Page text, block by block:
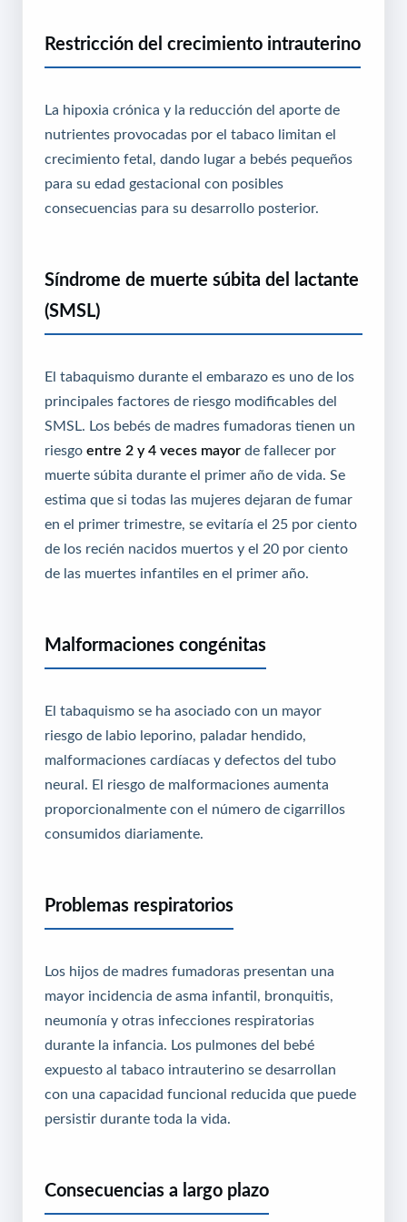
Restricción del crecimiento intrauterino
La hipoxia crónica y la reducción del aporte de
nutrientes provocadas por el tabaco limitan el
crecimiento fetal, dando lugar a bebés pequeños
para su edad gestacional con posibles
consecuencias para su desarrollo posterior.
Síndrome de muerte súbita del lactante
(SMSL)
El tabaquismo durante el embarazo es uno de los
principales factores de riesgo modificables del
SMSL. Los bebés de madres fumadoras tienen un
riesgo entre 2 y 4 veces mayor de fallecer por
muerte súbita durante el primer año de vida. Se
estima que si todas las mujeres dejaran de fumar
en el primer trimestre, se evitaría el 25 por ciento
de los recién nacidos muertos y el 20 por ciento
de las muertes infantiles en el primer año.
Malformaciones congénitas
El tabaquismo se ha asociado con un mayor
riesgo de labio leporino, paladar hendido,
malformaciones cardíacas y defectos del tubo
neural. El riesgo de malformaciones aumenta
proporcionalmente con el número de cigarrillos
consumidos diariamente.
Problemas respiratorios
Los hijos de madres fumadoras presentan una
mayor incidencia de asma infantil, bronquitis,
neumonía y otras infecciones respiratorias
durante la infancia. Los pulmones del bebé
expuesto al tabaco intrauterino se desarrollan
con una capacidad funcional reducida que puede
persistir durante toda la vida.
Consecuencias a largo plazo